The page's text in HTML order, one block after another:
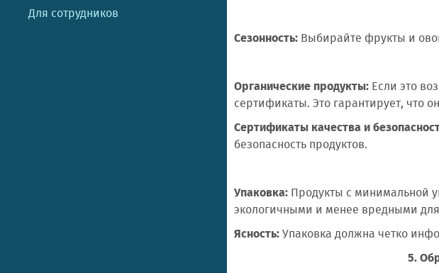
Для сотрудников
Сезонность: Выбирайте фрукты и
Органические продукты: Если это
сертификаты. Это гарантирует, что
Сертификаты качества и
безопасность продуктов.
Упаковка: Продукты с минимальной
экологичными и менее вредными
Ясность:Упаковка должна четко
5.